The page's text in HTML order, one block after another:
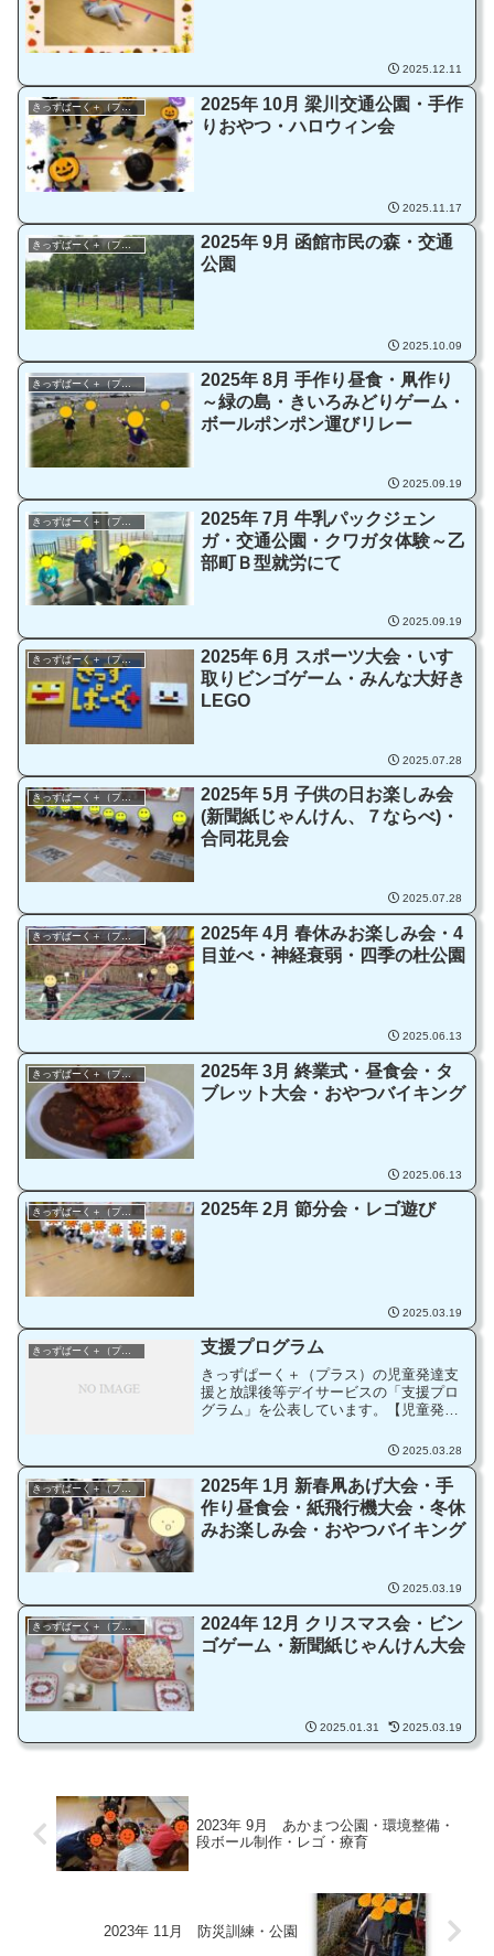
2025.12.11
きっずぱーく＋（プラス）
2025年 10月 梁川交通公園・手作
りおやつ・ハロウィン会
2025.11.17
きっずぱーく＋（プラス）
2025年 9月 函館市民の森・交通
公園
2025.10.09
きっずぱーく＋（プラス）
2025年 8月 手作り昼食・凧作り
～緑の島・きいろみどりゲーム・
ボールポンポン運びリレー
2025.09.19
きっずぱーく＋（プラス）
2025年 7月 牛乳パックジェン
ガ・交通公園・クワガタ体験～乙
部町Ｂ型就労にて
2025.09.19
きっずぱーく＋（プラス）
2025年 6月 スポーツ大会・いす
取りビンゴゲーム・みんな大好き
LEGO
2025.07.28
きっずぱーく＋（プラス）
2025年 5月 子供の日お楽しみ会
(新聞紙じゃんけん、７ならべ)・
合同花見会
2025.07.28
きっずぱーく＋（プラス）
2025年 4月 春休みお楽しみ会・4
目並べ・神経衰弱・四季の杜公園
2025.06.13
きっずぱーく＋（プラス）
2025年 3月 終業式・昼食会・タ
ブレット大会・おやつバイキング
2025.06.13
きっずぱーく＋（プラス） 2025年 2月 節分会・レゴ遊び
2025.03.19
支援プログラム
きっずぱーく＋（プラス）の児童発達支
援と放課後等デイサービスの「支援プロ
グラム」を公表しています。【児童発達
等デイサービス】支援プログラム（公
表）
2025.03.28
2025年 1月 新春凧あげ大会・手
作り昼食会・紙飛行機大会・冬休
みお楽しみ会・おやつバイキング
2025.03.19
きっずぱーく＋（プラス）
2024年 12月 クリスマス会・ビン
ゴゲーム・新聞紙じゃんけん大会
2025.01.31 2025.03.19
2023年 9月 あかまつ公園・環境整備・
段ボール制作・レゴ・療育
2023年 11月 防災訓練・公園